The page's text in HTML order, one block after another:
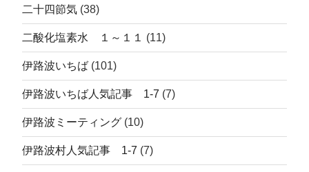
二十四節気 (38)
二酸化塩素水 １～１１ (11)
伊路波いちば (101)
伊路波いちば人気記事 1-7 (7)
伊路波ミーティング (10)
伊路波村人気記事 1-7 (7)